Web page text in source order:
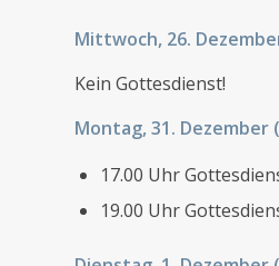
Mittwoch, 26.
Kein Gottesdienst!
Montag, 31. Dezember
17.00 Uhr
19.00 Uhr